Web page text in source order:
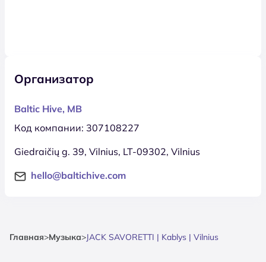
Организатор
Baltic Hive, MB
Код компании: 307108227
Giedraičių g. 39, Vilnius, LT-09302, Vilnius
hello@baltichive.com
Главная>Музыка>JACK SAVORETTI | Kablys | Vilnius